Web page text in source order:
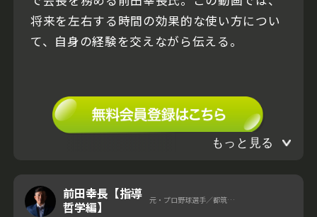
将来を左右する時間の効果的な使い方につい
て、自身の経験を交えながら伝える。
もっと見る
前田幸長【指導
哲学編】
元・プロ野球選手／都筑中央ポニー 会長